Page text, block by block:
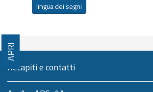
lingua dei segni
APRI
Recapiti e contatti